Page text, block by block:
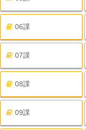
06課
07課
08課
09課